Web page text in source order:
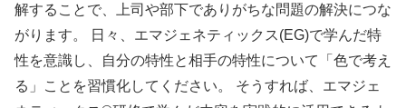
解することで、上司や部下でありがちな問題の解決につな
がります。 日々、エマジェネティックス(EG)で学んだ特
性を意識し、自分の特性と相手の特性について「色で考え
る」ことを習慣化してください。 そうすれば、エマジェ